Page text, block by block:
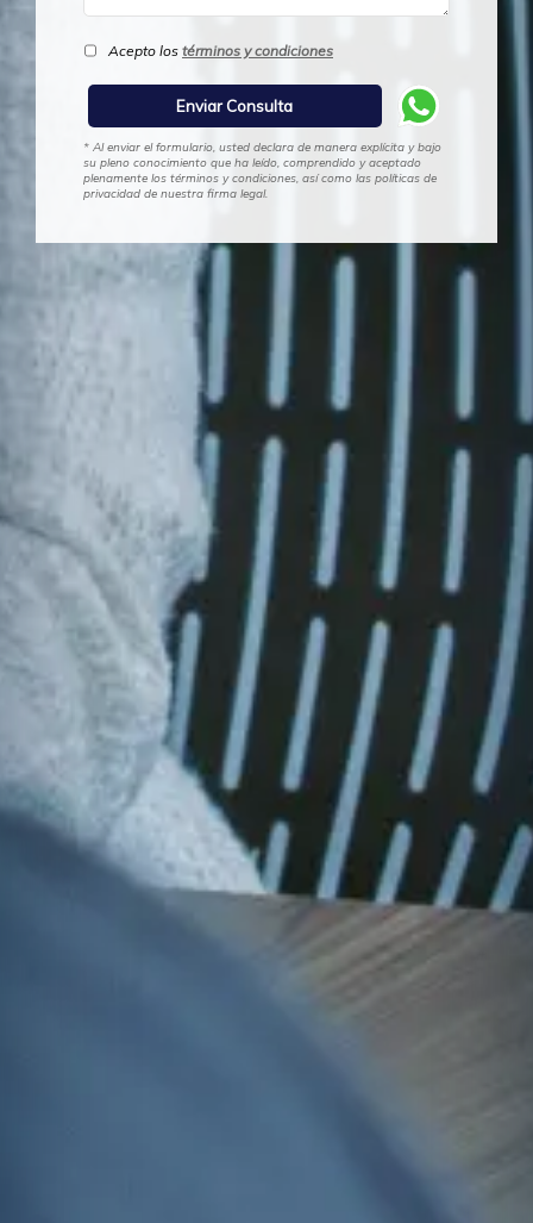
Acepto los términos y condiciones
* Al enviar el formulario, usted declara de manera explícita y bajo
su pleno conocimiento que ha leído, comprendido y aceptado
plenamente los términos y condiciones, así como las políticas de
privacidad de nuestra firma legal.